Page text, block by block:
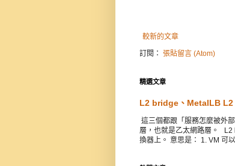
較新的文章
訂閱： 張貼留言 (Atom)
精選文章
L2 bridge、MetalLB L2
這三個都跟「服務怎麼被外
層，也就是乙太網路層。 L2
換器上。 意思是： 1. VM 可